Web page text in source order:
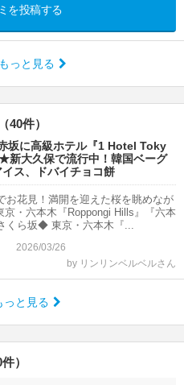
を投稿する
っと見る
40件）
坂に高級ホテル『1 Hotel Toky
新大久保で流行中！韓国ベーグ
ス、ドバイチョコ餅
お花見！満開を迎えた桜を眺めなが
・六本木『Roppongi Hills』『六本
くら坂◆ 東京・六本木『...
2026/03/26
by リンリンベルベルさん
っと見る
）